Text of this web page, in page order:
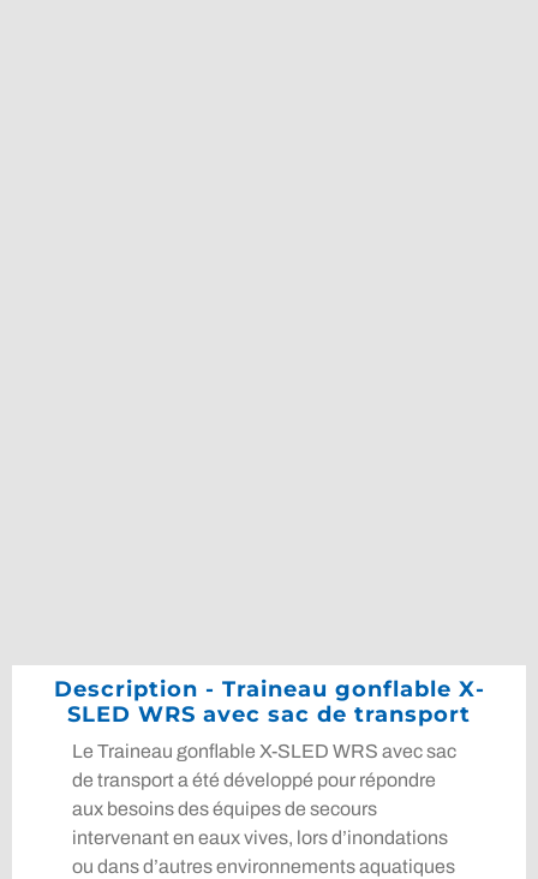
Description - Traineau gonflable X-
SLED WRS avec sac de transport
Le Traineau gonflable X-SLED WRS avec sac
de transport a été développé pour répondre
aux besoins des équipes de secours
intervenant en eaux vives, lors d’inondations
ou dans d’autres environnements aquatiques